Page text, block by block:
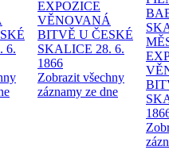
6.
EXPOZICE
VĚNOVANÁ
BITVĚ U ČESKÉ
SKALICE 28. 6.
1866
Zobrazit všechny
záznamy ze dne